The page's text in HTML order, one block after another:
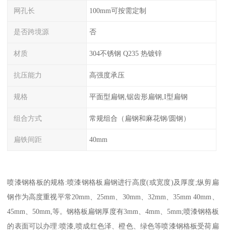
网孔长 100mm可按需定制
是否跨境源 否
材质 304不锈钢 Q235 热镀锌
抗压能力 高强度承压
规格 平面型扁钢,锯齿形扁钢,I型扁钢
组合方式 常规组合（扁钢和麻花钢/圆钢）
扁铁间距 40mm
喷漆钢格板的规格:喷漆钢格板扁钢进行高度(或宽度)及厚度;纵剪扁
钢作为高度重视平常20mm、25mm、30mm、32mm、35mm 40mm、
45mm、50mm,等。钢格板扁钢厚度有3mm、4mm、5mm;喷漆钢格板
的表面可以办理:喷漆,喷成红色泽、橙色、绿色等喷漆钢格板受荷扁